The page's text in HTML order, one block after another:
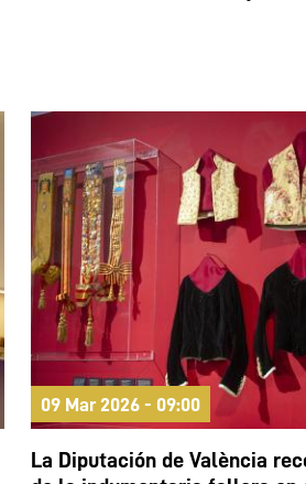
09 Mar 2026 - 09:00
La Diputación de València